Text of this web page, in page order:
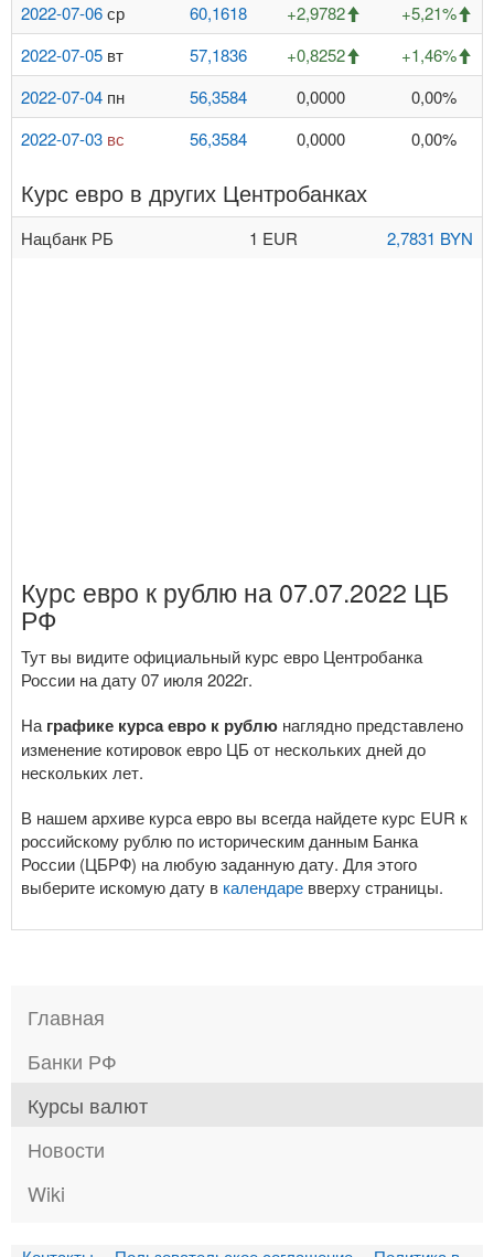
2022-07-06ср 60,1618 +2,9782
+5,21%
2022-07-05 вт 57,1836 +0,8252
+1,46%
2022-07-04 пн 56,3584 0,0000
0,00%
2022-07-03 вс 56,3584 0,0000 0,00%
Курс евро в других Центробанках
Нацбанк РБ 1 EUR 2,7831 BYN
Курс евро к рублю на 07.07.2022 ЦБ
РФ
Тут вы видите официальный курс евро Центробанка
России на дату 07 июля 2022г.
На графике курса евро к рублю наглядно представлено
изменение котировок евро ЦБ от нескольких дней до
нескольких лет.
В нашем архиве курса евро вы всегда найдете курс EUR к
российскому рублю по историческим данным Банка
России (ЦБРФ) на любую заданную дату. Для этого
выберите искомую дату в календаре вверху страницы.
Главная
Банки РФ
Курсы валют
Новости
Wiki